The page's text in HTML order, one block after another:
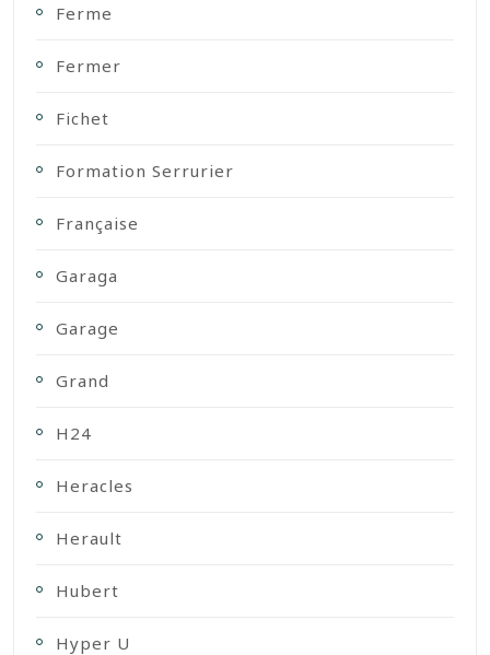
Ferme
Fermer
Fichet
Formation Serrurier
Française
Garaga
Garage
Grand
H24
Heracles
Herault
Hubert
Hyper U